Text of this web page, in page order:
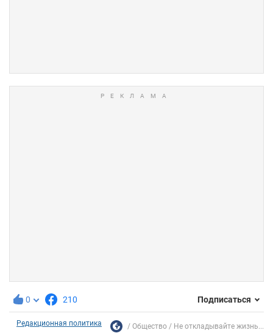
0 210 Подписаться
Редакционная политика Общество Не откладывайте жизнь...